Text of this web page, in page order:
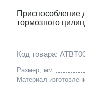
Приспособление
тормозного
Код товара:
Размер, мм
Материал